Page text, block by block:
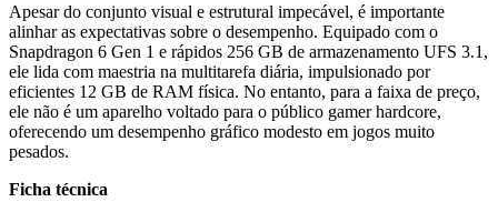
Apesar do conjunto visual e estrutural impecável, é importante
alinhar as expectativas sobre o desempenho. Equipado com o
Snapdragon 6 Gen 1 e rápidos 256 GB de armazenamento UFS 3.1,
ele lida com maestria na multitarefa diária, impulsionado por
eficientes 12 GB de RAM física. No entanto, para a faixa de preço,
ele não é um aparelho voltado para o público gamer hardcore,
oferecendo um desempenho gráfico modesto em jogos muito
pesados.
Ficha técnica